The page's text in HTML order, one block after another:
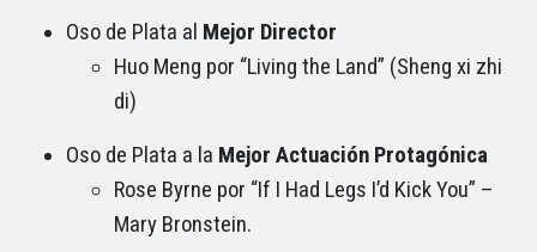
Oso de Plata al Mejor Director
Huo Meng por “Living the Land” (Sheng xi zhi
di)
Oso de Plata a la Mejor Actuación Protagónica
Rose Byrne por “If I Had Legs I’d Kick You” –
Mary Bronstein.